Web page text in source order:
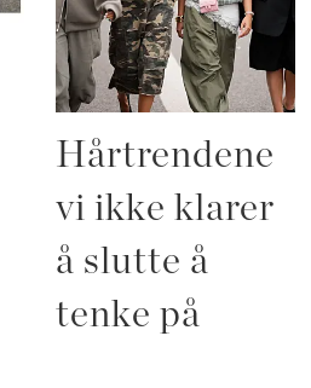
Hårtrendene
vi ikke klarer
å slutte å
tenke på